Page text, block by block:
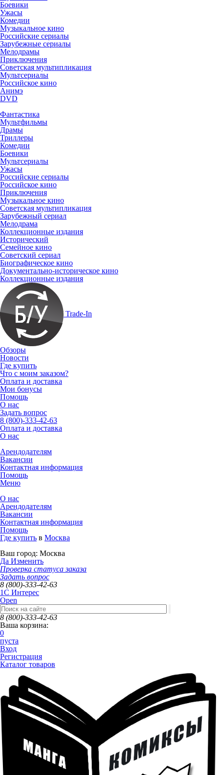
Боевики
Ужасы
Комедии
Музыкальное кино
Российские сериалы
Зарубежные сериалы
Мелодрамы
Приключения
Советская мультипликация
Мультсериалы
Российское кино
Анимэ
DVD
Фантастика
Мультфильмы
Драмы
Триллеры
Комедии
Боевики
Мультсериалы
Ужасы
Российские сериалы
Российское кино
Приключения
Музыкальное кино
Советская мультипликация
Зарубежный сериал
Мелодрама
Коллекционные издания
Исторический
Семейное кино
Советский сериал
Биографическое кино
Документально-историческое кино
Коллекционные издания
Trade-In
Обзоры
Новости
Где купить
Что с моим заказом?
Оплата и доставка
Мои бонусы
Помощь
О нас
Задать вопрос
8 (800)-333-42-63
Оплата и доставка
О нас
Арендодателям
Вакансии
Контактная информация
Помощь
Меню
О нас
Арендодателям
Вакансии
Контактная информация
Помощь
Где купить в Москва
Ваш город: Москва
Да Изменить
Проверка статуса заказа
Задать вопрос
8 (800)-333-42-63
1C Интерес
Open
8 (800)-333-42-63
Ваша корзина:
0
пуста
Вход
Регистрация
Каталог товаров